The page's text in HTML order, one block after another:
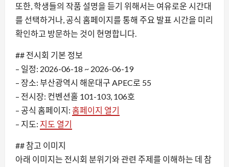
또한, 학생들의 작품 설명을 듣기 위해서는 여유로운 시간대
를 선택하거나, 공식 홈페이지를 통해 주요 발표 시간을 미리
확인하고 방문하는 것이 현명합니다.
## 전시회 기본 정보
– 일정: 2026-06-18 ~ 2026-06-19
– 장소: 부산광역시 해운대구 APEC로 55
– 전시장: 컨벤션홀 101-103, 106호
– 공식 홈페이지: 홈페이지 열기
– 지도: 지도 열기
## 참고 이미지
아래 이미지는 전시회 분위기와 관련 주제를 이해하는 데 참